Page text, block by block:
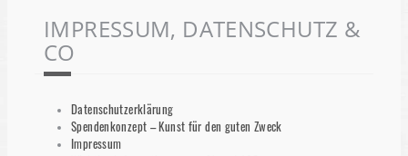
IMPRESSUM, DATENSCHUTZ &
CO
Datenschutzerklärung
Spendenkonzept – Kunst für den guten Zweck
Impressum